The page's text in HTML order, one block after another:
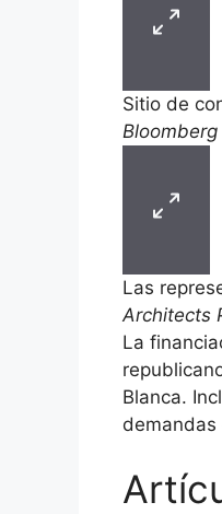
Sitio de
Bloomberg
Las
Architects
La
Blanca.
demandas